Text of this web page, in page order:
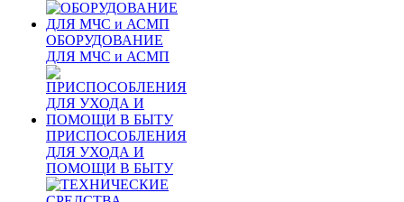
ОБОРУДОВАНИЕ
ДЛЯ МЧС и АСМП
ПРИСПОСОБЛЕНИЯ
ДЛЯ УХОДА И
ПОМОЩИ В БЫТУ